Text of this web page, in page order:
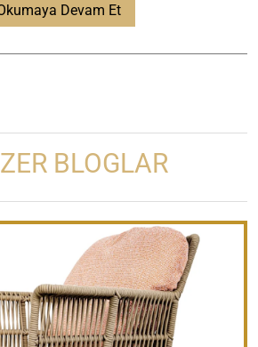
Devam Et
BLOGLAR